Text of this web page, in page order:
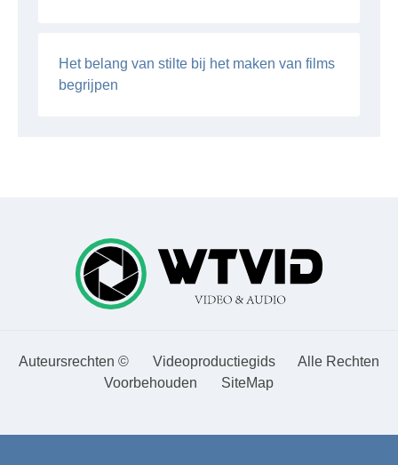
Het belang van stilte bij het maken van films
begrijpen
Auteursrechten © Videoproductiegids
Alle Rechten
Voorbehouden
SiteMap